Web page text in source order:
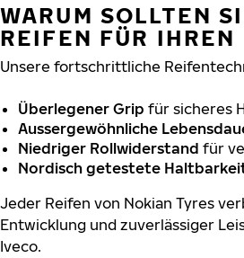
WARUM SOLLTEN
REIFEN FÜR
Unsere fortschrittliche
Überlegener Grip für sicheres
Aussergewöhnliche
Niedriger Rollwiderstand für
Nordisch getestete
Jeder Reifen von Nokian Tyres
Entwicklung und zuverlässiger
Iveco.